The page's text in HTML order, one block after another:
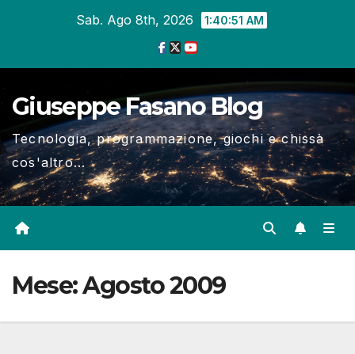
Sab. Ago 8th, 2026 1:40:52 AM
Giuseppe Fasano Blog
Tecnologia, programmazione, giochi e chissà
cos'altro...
Mese:Agosto 2009